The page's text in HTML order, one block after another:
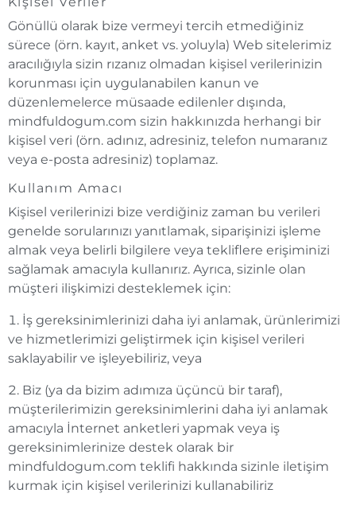
Gönüllü olarak bize vermeyi tercih etmediğiniz
sürece (örn. kayıt, anket vs. yoluyla) Web sitelerimiz
aracılığıyla sizin rızanız olmadan kişisel verilerinizin
korunması için uygulanabilen kanun ve
düzenlemelerce müsaade edilenler dışında,
mindfuldogum.com sizin hakkınızda herhangi bir
kişisel veri (örn. adınız, adresiniz, telefon numaranız
veya e-posta adresiniz) toplamaz.
Kullanım Amacı
Kişisel verilerinizi bize verdiğiniz zaman bu verileri
genelde sorularınızı yanıtlamak, siparişinizi işleme
almak veya belirli bilgilere veya tekliflere erişiminizi
sağlamak amacıyla kullanırız. Ayrıca, sizinle olan
müşteri ilişkimizi desteklemek için:
İş gereksinimlerinizi daha iyi anlamak, ürünlerimizi
ve hizmetlerimizi geliştirmek için kişisel verileri
saklayabilir ve işleyebiliriz, veya
Biz (ya da bizim adımıza üçüncü bir taraf),
müşterilerimizin gereksinimlerini daha iyi anlamak
amacıyla İnternet anketleri yapmak veya iş
gereksinimlerinize destek olarak bir
mindfuldogum.com teklifi hakkında sizinle iletişim
kurmak için kişisel verilerinizi kullanabiliriz